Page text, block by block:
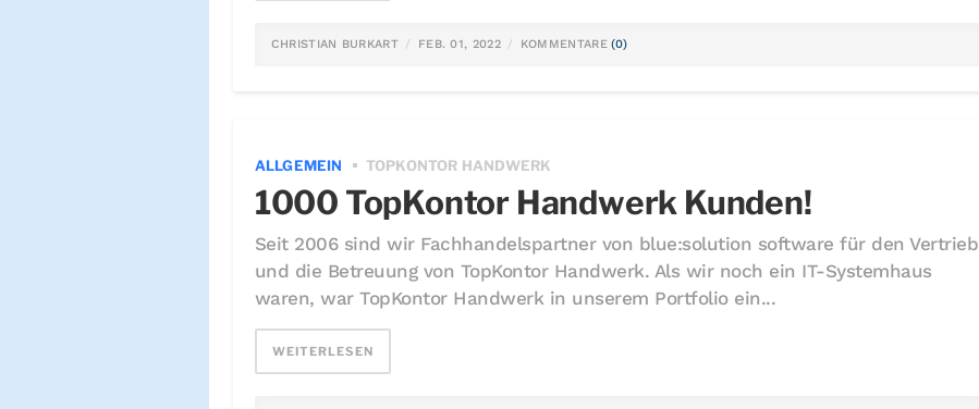
CHRISTIAN BURKART FEB. 01, 2022 KOMMENTARE (0)
ALLGEMEIN TOPKONTOR HANDWERK
1000 TopKontor Handwerk Kunden!
Seit 2006 sind wir Fachhandelspartner von blue:solution software für den Vertrieb
und die Betreuung von TopKontor Handwerk. Als wir noch ein IT-Systemhaus
waren, war TopKontor Handwerk in unserem Portfolio ein...
WEITERLESEN